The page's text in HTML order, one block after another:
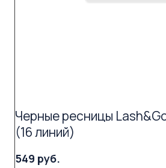
Черные ресницы
(16 линий)
549 руб.